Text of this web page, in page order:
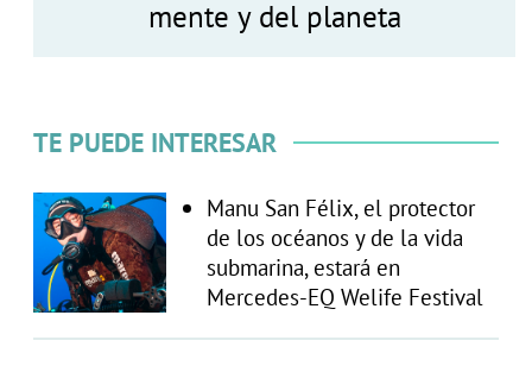
mente y del planeta
TE PUEDE INTERESAR
Manu San Félix, el protector
de los océanos y de la vida
submarina, estará en
Mercedes-EQ Welife Festival